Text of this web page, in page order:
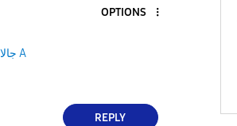
OPTIONS
جالاكسى A
REPLY